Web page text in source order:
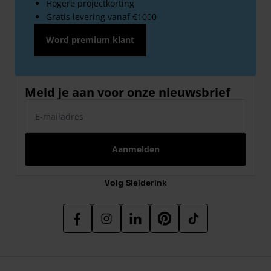
Hogere projectkorting
Gratis levering vanaf €1000
Word premium klant
Meld je aan voor onze nieuwsbrief
Aanmelden
Volg Sleiderink